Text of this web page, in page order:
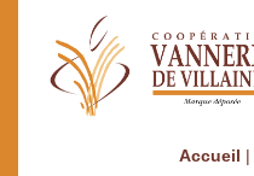
Accueil |